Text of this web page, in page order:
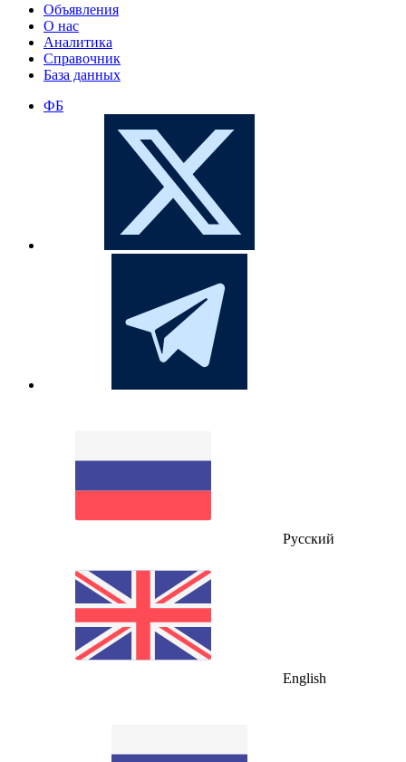
Объявления
О нас
Аналитика
Справочник
База данных
ФБ
Русский
English